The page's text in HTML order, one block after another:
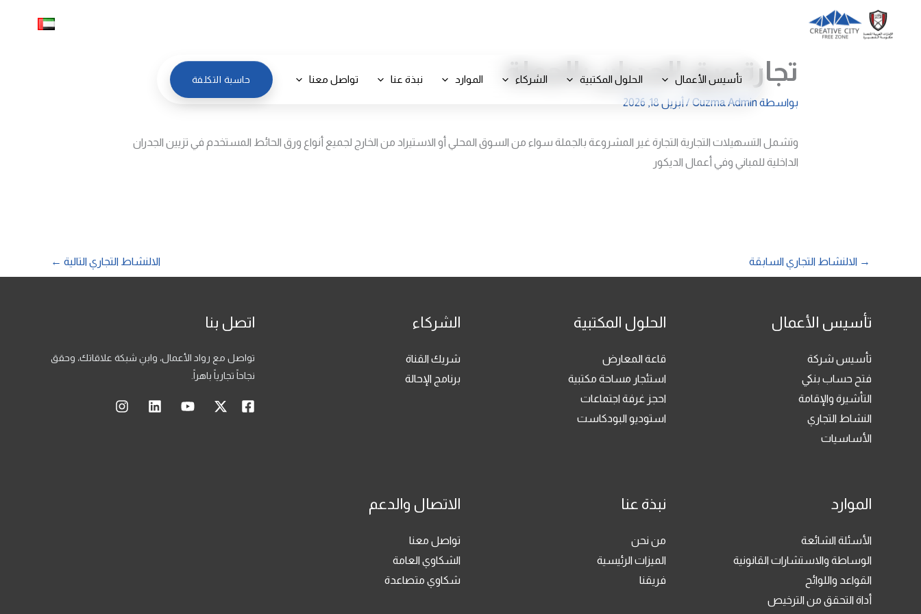
تأسيس الأعمال الحلول المكتبية الشركاء الموارد نبذة عنا تواصل معنا حاسبة التكلفة تجارة ورق الجدران بالجملة
بواسطة Cuzma Admin
/ أبريل 18, 2026
وتشمل التسهيلات التجارية التجارة غير المشروعة بالجملة سواء من السوق المحلي أو الاستيراد من الخارج لجميع أنواع ورق الحائط المستخدم في تزيين الجدران
الداخلية للمباني وفي أعمال الديكور
→ الالنشاط التجاري السابقة الالنشاط التجاري التالية ←
تأسيس الأعمال
تأسيس شركة
فتح حساب بنكي
التأشيرة والإقامة
النشاط التجاري
الأساسيات
الحلول المكتبية
قاعة المعارض
استئجار مساحة مكتبية
احجز غرفة اجتماعات
استوديو البودكاست
الشركاء
شريك القناة
برنامج الإحالة
اتصل بنا
تواصل مع رواد الأعمال، وابنِ شبكة علاقاتك، وحقق
نجاحاً تجارياً باهراً.
الموارد
الأسئلة الشائعة
الوساطة والاستشارات القانونية
القواعد واللوائح
أداة التحقق من الترخيص
نبذة عنا
من نحن
الميزات الرئيسية
فريقنا
الاتصال والدعم
تواصل معنا
الشكاوي العامة
شكاوي متصاعدة